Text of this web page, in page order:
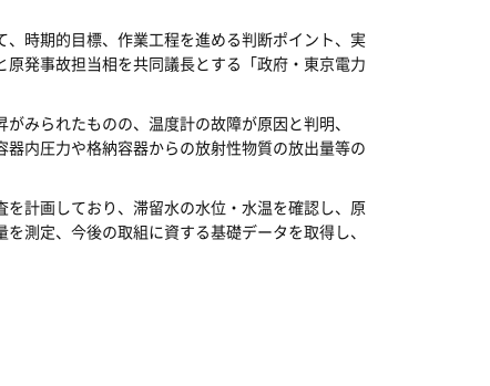
時期的目標、作業工程を進める判断ポイント、実
発事故担当相を共同議長とする「政府・東京電力
みられたものの、温度計の故障が原因と判明、
内圧力や格納容器からの放射性物質の放出量等の
計画しており、滞留水の水位・水温を確認し、原
測定、今後の取組に資する基礎データを取得し、